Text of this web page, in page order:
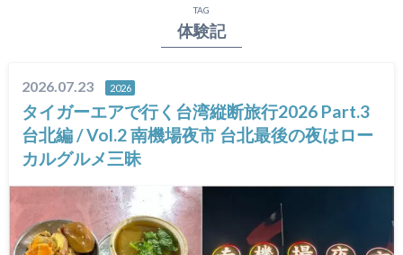
TAG
体験記
2026.07.23 2026
タイガーエアで行く台湾縦断旅行2026 Part.3
台北編 / Vol.2 南機場夜市 台北最後の夜はロー
カルグルメ三昧